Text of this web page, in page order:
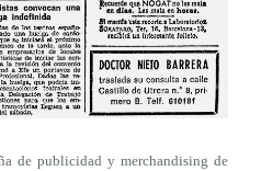
de publicidad y merchandising de